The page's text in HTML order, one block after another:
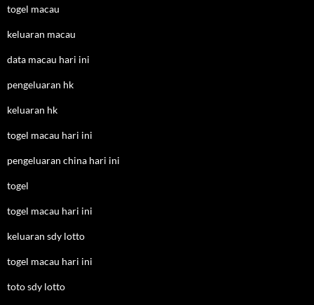
togel macau
keluaran macau
data macau hari ini
pengeluaran hk
keluaran hk
togel macau hari ini
pengeluaran china hari ini
togel
togel macau hari ini
keluaran sdy lotto
togel macau hari ini
toto sdy lotto